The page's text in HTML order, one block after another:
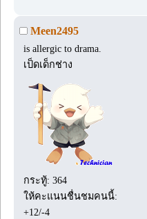
Meen2495
is allergic to drama.
เป็ดเด็กช่าง
กระทู้: 364
ให้คะแนนชื่นชมคนนี้:
+12/-4